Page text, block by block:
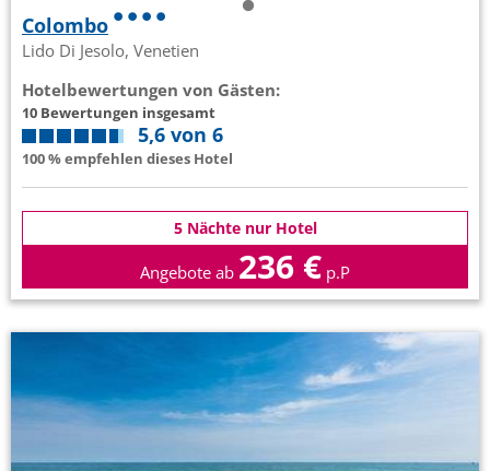
Colombo
Lido Di Jesolo, Venetien
Hotelbewertungen von Gästen:
10 Bewertungen insgesamt
5,6 von 6
100 % empfehlen dieses Hotel
5 Nächte nur Hotel
Angebote ab 236 € p.P